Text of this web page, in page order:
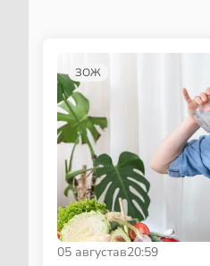
ЗОЖ
05 августав20:59